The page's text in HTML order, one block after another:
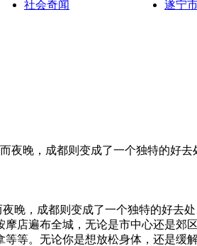
社会奇闻
遂宁
夜晚，成都则变成了一个独特的好去
晚，成都则变成了一个独特的好去
店遍布全城，无论是市中心还是郊
等。无论你是想放松身体，还是缓